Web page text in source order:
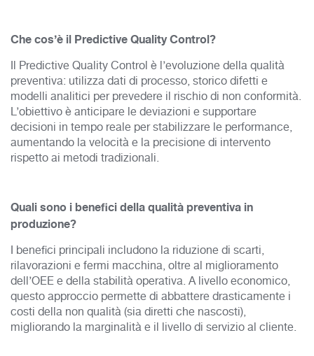
Che cos’è il Predictive Quality Control?
Il Predictive Quality Control è l’evoluzione della qualità
preventiva: utilizza dati di processo, storico difetti e
modelli analitici per prevedere il rischio di non conformità.
L’obiettivo è anticipare le deviazioni e supportare
decisioni in tempo reale per stabilizzare le performance,
aumentando la velocità e la precisione di intervento
rispetto ai metodi tradizionali.
Quali sono i benefici della qualità preventiva in
produzione?
I benefici principali includono la riduzione di scarti,
rilavorazioni e fermi macchina, oltre al miglioramento
dell’OEE e della stabilità operativa. A livello economico,
questo approccio permette di abbattere drasticamente i
costi della non qualità (sia diretti che nascosti),
migliorando la marginalità e il livello di servizio al cliente.